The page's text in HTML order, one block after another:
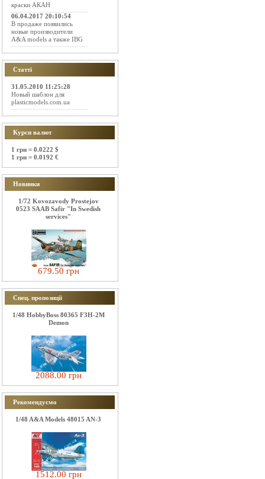
краски АКАН
06.04.2017 20:10:54
В продаже появились
новые производители
A&A models а также IBG
Статті
31.05.2010 11:25:28
Новый шаблон для
plasticmodels.com.ua
Курси валют
1 грн = 0.0222 $
1 грн = 0.0192 €
Новинки
1/72 Kovozavody Prostejov
0523 SAAB Safir "In Swedish
services"
679.50 грн
Спец. пропозиції
1/48 HobbyBoss 80365 F3H-2M
Demon
2088.00 грн
Рекомендуємо
1/48 A&A Models 48015 AN-3
1512.00 грн